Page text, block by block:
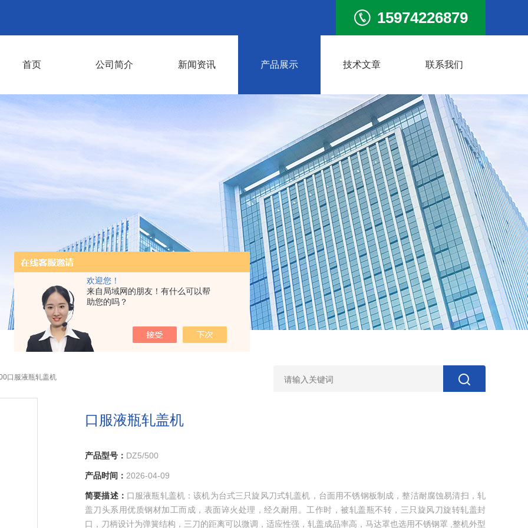
欢迎您！
来自局域网的朋友！有什么可以帮
助您的吗？
15974226879
首页 公司简介 新闻资讯 产品展示 技术文章 联系我们
口服液瓶轧盖机
口服液瓶轧盖机
产品型号： DZ5/500
产品时间： 2026-04-09
简要描述： 口服液瓶轧盖机：该机为台式三只旋风刀式轧盖机，台面用不锈钢板制成，整洁耐腐蚀易清扫，轧
盖刀头系用优质钢材加工而成，表面谇火处理，经久耐用。工作时，被轧盖瓶不转，三只旋风刀旋转轧盖封
口，刀柄设计为弹簧结构，三刀的距离可以微调，适应性强，轧盖成品率高，马达罩也选用不锈钢罩 ,整机外型